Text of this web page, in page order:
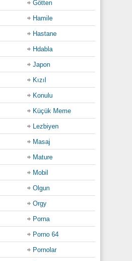
Götten
Hamile
Hastane
Hdabla
Japon
Kızıl
Konulu
Küçük Meme
Lezbiyen
Masaj
Mature
Mobil
Olgun
Orgy
Porna
Porno 64
Pornolar